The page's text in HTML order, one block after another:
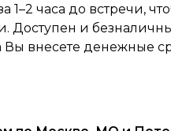
1–2 часа до встречи,
Доступен и
Вы внесете денежные